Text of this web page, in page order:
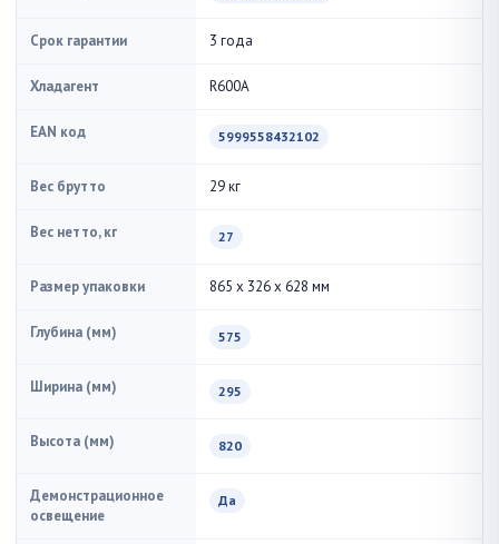
Срок гарантии 3 года
Хладагент R600A
EAN код 5999558432102
Вес брутто 29 кг
Вес нетто, кг 27
Размер упаковки 865 x 326 x 628 мм
Глубина (мм) 575
Ширина (мм) 295
Высота (мм) 820
Демонстрационное
освещение
Да